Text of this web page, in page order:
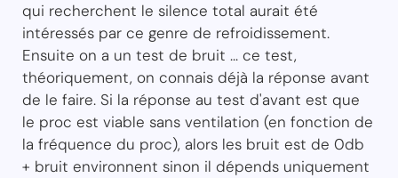
qui recherchent le silence total aurait été
intéressés par ce genre de refroidissement.
Ensuite on a un test de bruit ... ce test,
théoriquement, on connais déjà la réponse avant
de le faire. Si la réponse au test d'avant est que
le proc est viable sans ventilation (en fonction de
la fréquence du proc), alors les bruit est de 0db
+ bruit environnent sinon il dépends uniquement